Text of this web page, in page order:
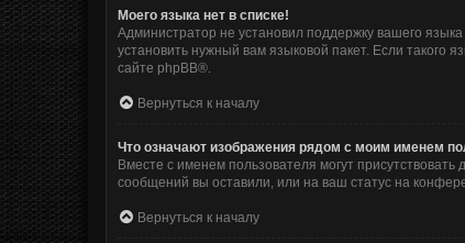
Моего языка нет в списке!
Администратор не установил поддержку вашего
установить нужный вам языковой пакет. Если такого
сайте phpBB®.
Вернуться к началу
Что означают изображения рядом с моим именем
Вместе с именем пользователя могут
сообщений вы оставили, или на ваш статус на
Вернуться к началу